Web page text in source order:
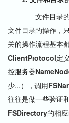
文件目录的信
文件目录的操作，
关的操作流程基本
ClientProtocol定
控服务器
少...），调用
往往是做一些验证
FSDirectory的相